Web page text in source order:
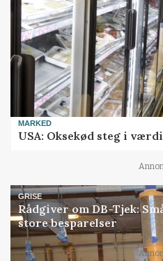
MARKED
USA: Oksekød steg i
GRISE
Rådgiver om DB-Tjek:
store besparelser